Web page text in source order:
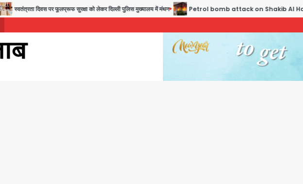
स्वतंत्रता दिवस पर फूलप्रूफ सुरक्षा को लेकर दिल्ली पुलिस मुख्यालय में मंथन Petrol bomb attack on Shakib Al Hasan’s